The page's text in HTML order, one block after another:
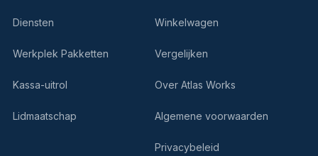
Diensten
Werkplek Pakketten
Kassa-uitrol
Lidmaatschap
Winkelwagen
Vergelijken
Over Atlas Works
Algemene voorwaarden
Privacybeleid